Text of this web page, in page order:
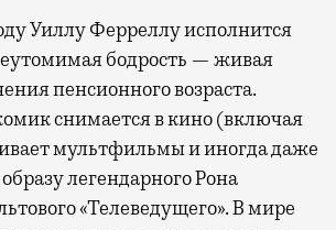
зонах воздушных
вокзалах — тоже.
на Ленинградском,
Ярославском
Попасть в бизнес-залы
карт Mir Supreme. Причем
Всего доступно более
Уиллу Ферреллу исполнится
бодрость — живая
пенсионного возраста.
снимается в кино (включая
мультфильмы и иногда даже
легендарного Рона
«Телеведущего». В мире